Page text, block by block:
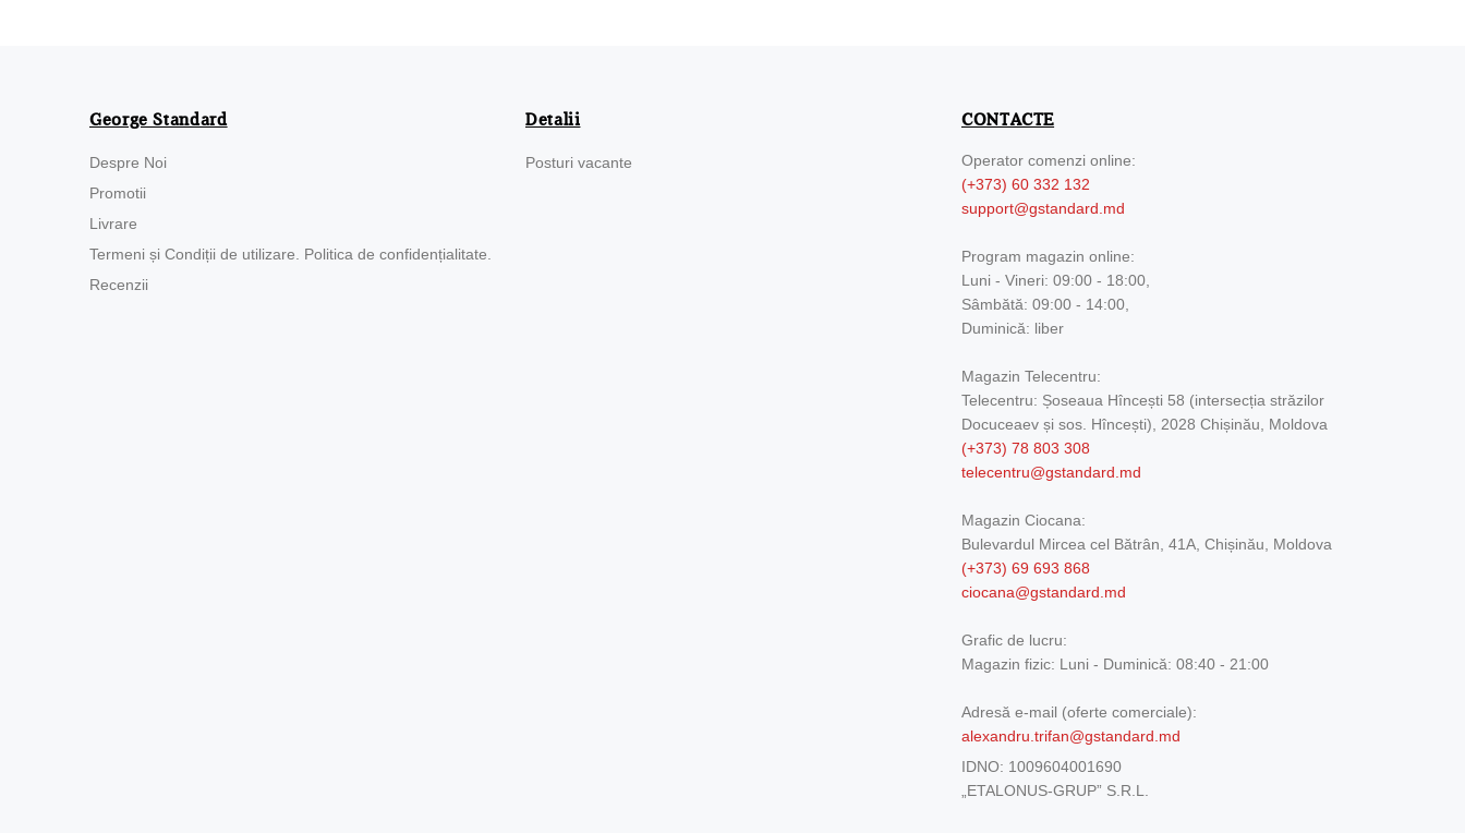
George Standard
Despre Noi
Promotii
Livrare
Termeni și Condiții de utilizare. Politica de confidențialitate.
Recenzii
Detalii
Posturi vacante
CONTACTE
Operator comenzi online:
(+373) 60 332 132
support@gstandard.md
Program magazin online:
Luni - Vineri: 09:00 - 18:00,
Sâmbătă: 09:00 - 14:00,
Duminică: liber
Magazin Telecentru:
Telecentru: Șoseaua Hîncești 58 (intersecția străzilor
Docuceaev și sos. Hîncești), 2028 Chișinău, Moldova
(+373) 78 803 308
telecentru@gstandard.md
Magazin Ciocana:
Bulevardul Mircea cel Bătrân, 41A, Chișinău, Moldova
(+373) 69 693 868
ciocana@gstandard.md
Grafic de lucru:
Magazin fizic: Luni - Duminică: 08:40 - 21:00
Adresă e-mail (oferte comerciale):
alexandru.trifan@gstandard.md
IDNO: 1009604001690
„ETALONUS-GRUP” S.R.L.